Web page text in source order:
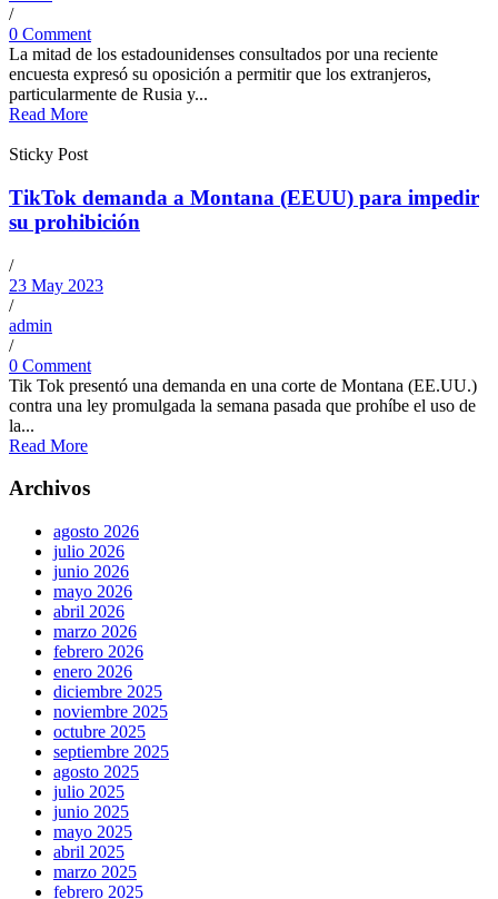
/
0 Comment
La mitad de los estadounidenses consultados por una reciente
encuesta expresó su oposición a permitir que los extranjeros,
particularmente de Rusia y...
Read More
Sticky Post
TikTok demanda a Montana (EEUU) para impedir
su prohibición
/
23 May 2023
/
admin
/
0 Comment
Tik Tok presentó una demanda en una corte de Montana (EE.UU.)
contra una ley promulgada la semana pasada que prohíbe el uso de
la...
Read More
Archivos
agosto 2026
julio 2026
junio 2026
mayo 2026
abril 2026
marzo 2026
febrero 2026
enero 2026
diciembre 2025
noviembre 2025
octubre 2025
septiembre 2025
agosto 2025
julio 2025
junio 2025
mayo 2025
abril 2025
marzo 2025
febrero 2025